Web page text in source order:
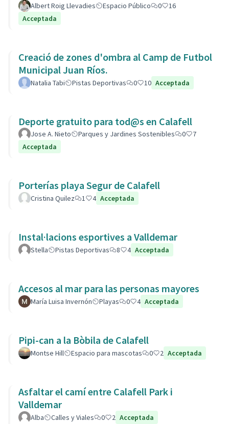
Albert Roig Llevadies Espacio Público 0
16
Acceptada
Creació de zones d'ombra al Camp de Futbol
Municipal Juan Ríos.
Natalia Tabi Pistas Deportivas 0 10 Acceptada
Deporte gratuito para tod@s en Calafell
Jose A. Nieto Parques y Jardines Sostenibles 0
7
Acceptada
Porterías playa Segur de Calafell
Cristina Quilez 1 4 Acceptada
Instal·lacions esportives a Valldemar
Stella Pistas Deportivas 8 4 Acceptada
Accesos al mar para las personas mayores
María Luisa Invernón Playas 0 4 Acceptada
Pipi-can a la Bòbila de Calafell
Montse Hill Espacio para mascotas 0 2 Acceptada
Asfaltar el camí entre Calafell Park i
Valldemar
Alba Calles y Viales 0 2 Acceptada